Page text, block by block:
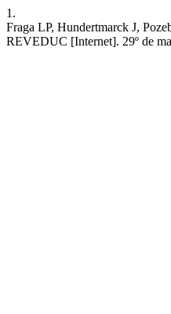
1.
Fraga LP, Hundertmarck J,
REVEDUC [Internet]. 29º de